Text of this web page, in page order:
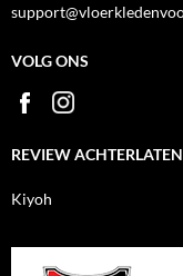
VOLG ONS
REVIEW ACHTERLATEN
Kiyoh